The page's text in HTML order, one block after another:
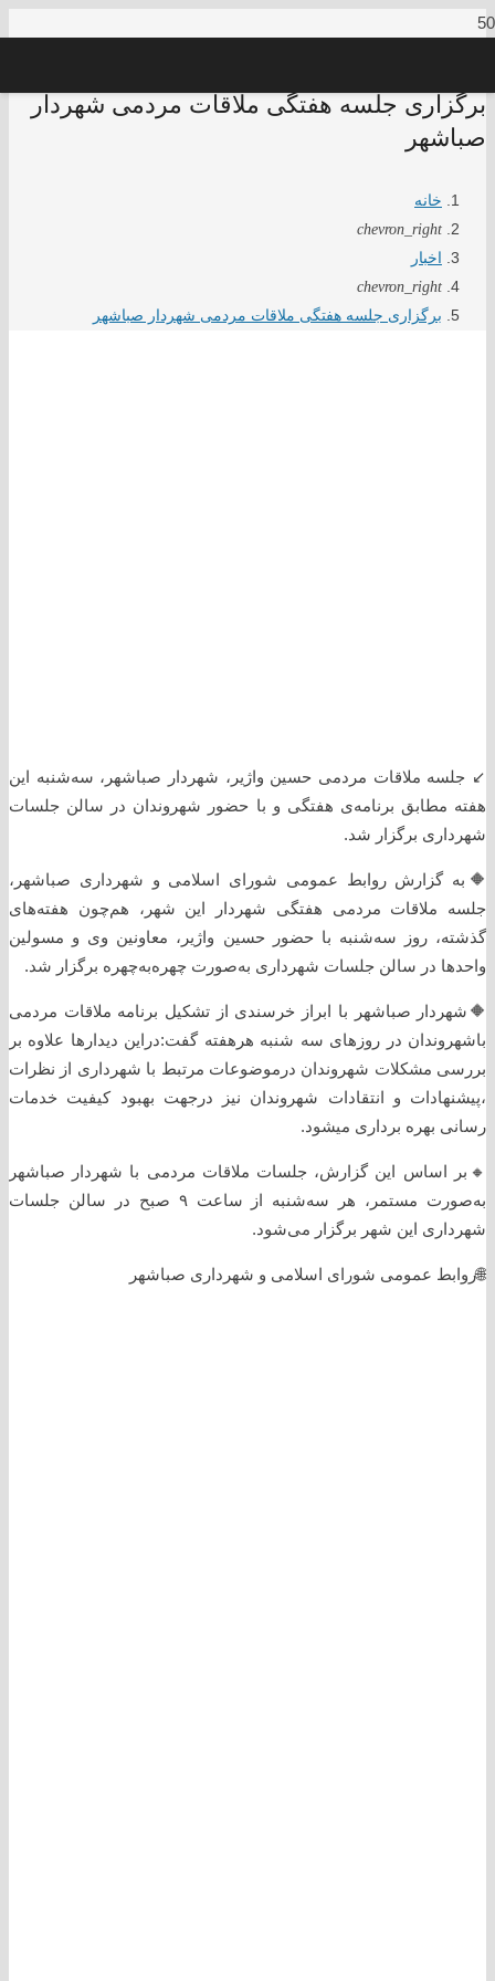
برگزاری جلسه هفتگی ملاقات مردمی شهردار
صباشهر
خانه
chevron_right
اخبار
chevron_right
برگزاری جلسه هفتگی ملاقات مردمی شهردار صباشهر
↙️ جلسه ملاقات مردمی حسین واژیر، شهردار صباشهر، سه‌شنبه این
هفته مطابق برنامه‌ی هفتگی و با حضور شهروندان در سالن جلسات
شهرداری برگزار شد.
🔶به گزارش روابط عمومی شورای اسلامی و شهرداری صباشهر،
جلسه ملاقات مردمی هفتگی شهردار این شهر، هم‌چون هفته‌های
گذشته، روز سه‌شنبه با حضور حسین واژیر، معاونین وی و مسولین
واحدها در سالن جلسات شهرداری به‌صورت چهره‌به‌چهره برگزار شد.
🔶شهردار صباشهر با ابراز خرسندی از تشکیل برنامه ملاقات مردمی
باشهروندان در روزهای سه شنبه هرهفته گفت:دراین دیدارها علاوه بر
بررسی مشکلات شهروندان درموضوعات مرتبط با شهرداری از نظرات
،پیشنهادات و انتقادات شهروندان نیز درجهت بهبود کیفیت خدمات
رسانی بهره برداری میشود.
🔸️بر اساس این گزارش، جلسات ملاقات مردمی با شهردار صباشهر
به‌صورت مستمر، هر سه‌شنبه از ساعت ۹ صبح در سالن جلسات
شهرداری این شهر برگزار می‌شود.
🌐روابط عمومی شورای اسلامی و شهرداری صباشهر